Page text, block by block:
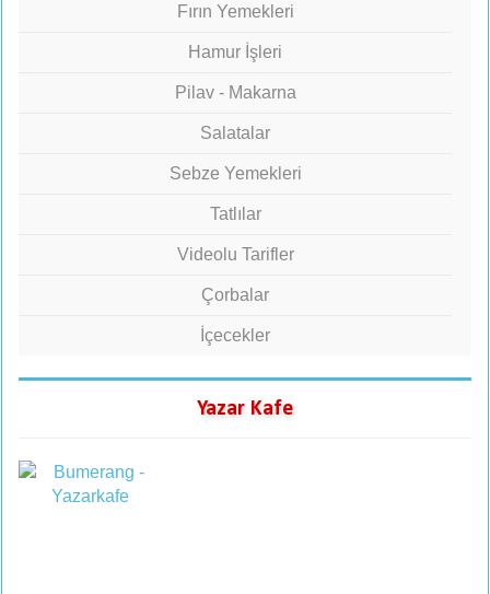
Fırın Yemekleri
Hamur İşleri
Pilav - Makarna
Salatalar
Sebze Yemekleri
Tatlılar
Videolu Tarifler
Çorbalar
İçecekler
Yazar Kafe